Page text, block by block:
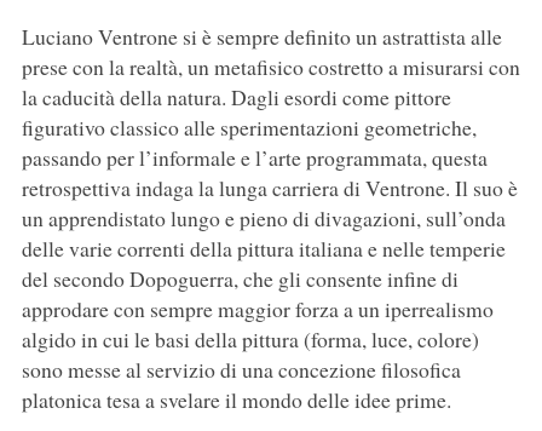
Luciano Ventrone si è sempre definito un astrattista alle
prese con la realtà, un metafisico costretto a misurarsi con
la caducità della natura. Dagli esordi come pittore
figurativo classico alle sperimentazioni geometriche,
passando per l’informale e l’arte programmata, questa
retrospettiva indaga la lunga carriera di Ventrone. Il suo è
un apprendistato lungo e pieno di divagazioni, sull’onda
delle varie correnti della pittura italiana e nelle temperie
del secondo Dopoguerra, che gli consente infine di
approdare con sempre maggior forza a un iperrealismo
algido in cui le basi della pittura (forma, luce, colore)
sono messe al servizio di una concezione filosofica
platonica tesa a svelare il mondo delle idee prime.